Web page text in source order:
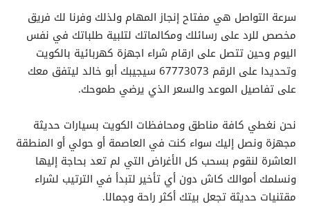
سرعة التواصل هي مفتاح إنجاز المهام ولذلك وفرنا لك فريق
مخصص للرد على رسائلك ومكالماتك لتلبية طلباتك في نفس
اليوم وحين تتصل على ارقام شراء اجهزة كهربائية بالكويت
وتحديدا على الرقم 67773073 سيجيبك أبو خالد ليتفق معك
على تفاصيل الموعد والسعر الذي يرضي طموحك.
نحن نغطي كافة مناطق ومحافظات الكويت بسيارات حديثة
مجهزة ونصل إليك سواء كنت في العاصمة أو حولي أو المنطقة
العاشرة لنقوم بسحب كل الأغراض التي لم تعد بحاجة إليها
ونسلمك أموالك كاش دون أي تأخير لتبدأ في الترتيب لشراء
مقتنيات حديثة تجعل بيتك أكثر راحة وجمالا.